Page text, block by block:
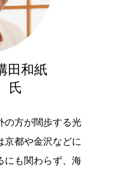
田和紙
氏
の方が闊歩する光
京都や金沢などに
にも関わらず、海